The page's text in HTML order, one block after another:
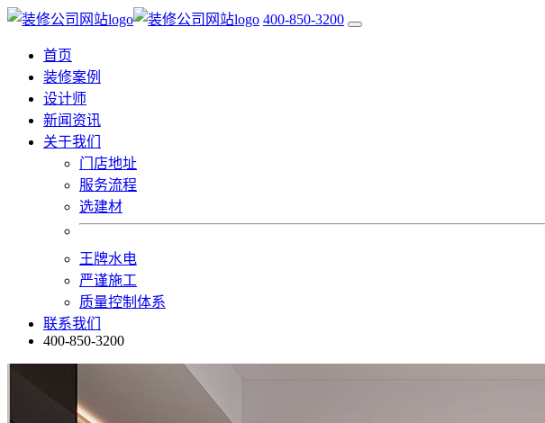
400-850-3200
首页
装修案例
设计师
新闻资讯
关于我们
门店地址
服务流程
选建材
王牌水电
严谨施工
质量控制体系
联系我们
400-850-3200